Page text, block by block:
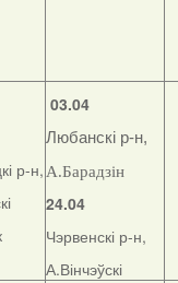
р-н,
03.04
Любанскі р-н,
А.Барадзін
24.04
Чэрвенскі р-н,
А.Вінчэўскі